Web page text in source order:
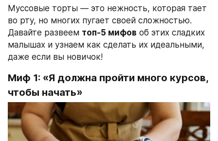
Муссовые торты — это нежность, которая тает
во рту, но многих пугает своей сложностью.
Давайте развеем топ-5 мифов об этих сладких
малышах и узнаем как сделать их идеальными,
даже если вы новичок!
Миф 1: «Я должна пройти много курсов,
чтобы начать»